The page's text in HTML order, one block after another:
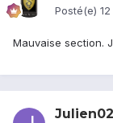
Posté(e)
Mauvaise section.